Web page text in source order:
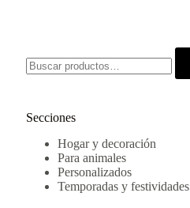
Secciones
Hogar y decoración
Para animales
Personalizados
Temporadas y festividades